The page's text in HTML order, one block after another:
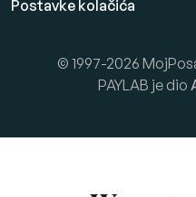
Postavke kolačića
© 1997-2026
PAYLAB je dio